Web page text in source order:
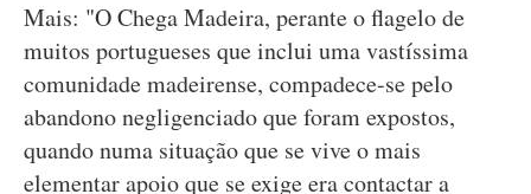
Mais: "O Chega Madeira, perante o flagelo de
muitos portugueses que inclui uma vastíssima
comunidade madeirense, compadece-se pelo
abandono negligenciado que foram expostos,
quando numa situação que se vive o mais
elementar apoio que se exige era contactar a